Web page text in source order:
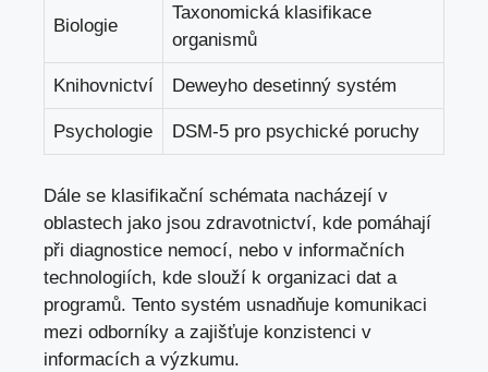
Biologie
Taxonomická klasifikace
‌organismů
Knihovnictví Deweyho desetinný systém
Psychologie DSM-5 ‌pro psychické poruchy
Dále‌ se klasifikační schémata nacházejí v
oblastech jako jsou zdravotnictví, kde pomáhají
při⁢ diagnostice nemocí, nebo v informačních
technologiích, kde slouží k organizaci dat a
programů. Tento systém usnadňuje komunikaci
mezi odborníky a zajišťuje konzistenci v
informacích a výzkumu.